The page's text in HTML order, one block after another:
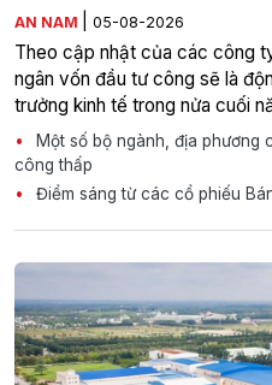
AN NAM 05-08-2026
Theo cập nhật của các công
ngân vốn đầu tư công sẽ là
trưởng kinh tế trong nửa cuối
Một số bộ ngành, địa phương
công thấp
Điểm sáng từ các cổ phiếu